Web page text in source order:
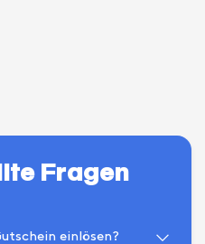
Fragen
einlösen?